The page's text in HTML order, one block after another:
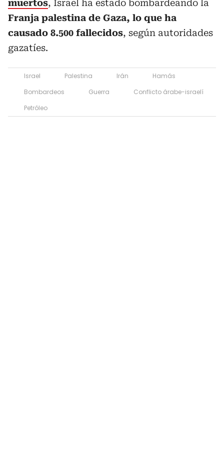
muertos, Israel ha estado bombardeando la
Franja palestina de Gaza, lo que ha
causado 8.500 fallecidos, según autoridades
gazatíes.
Israel Palestina Irán
Hamás
Bombardeos
Guerra
Conflicto árabe-israelí
Petróleo